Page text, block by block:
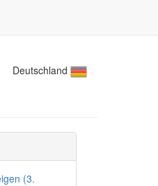
Deutschland
(3.